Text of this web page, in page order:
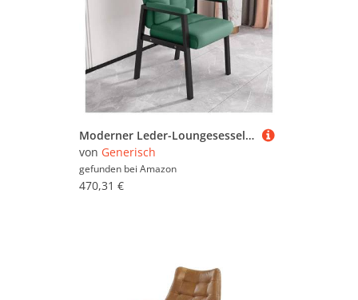
Moderner Leder-Loungesessel – Design mit hoher Rückenlehne und gepolsterten Armlehnen für ultimativen Komfort im Wohnzimmer
von Generisch
gefunden bei Amazon
470,31 €